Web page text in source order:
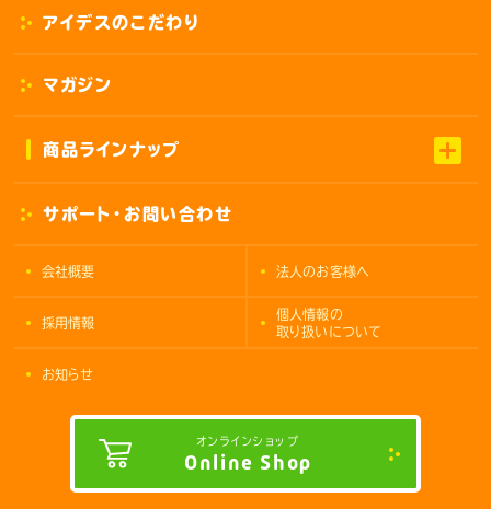
アイデスのこだわり
マガジン
商品ラインナップ
サポート・お問い合わせ
会社概要 法人のお客様へ
採用情報
個人情報の
取り扱いについて
お知らせ
オンラインショップ
Online Shop